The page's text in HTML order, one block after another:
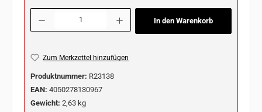
Produkt Anzahl: Gib den gewünschten Wert ein oder benutze die Schaltflächen
In den Warenkorb
Zum Merkzettel hinzufügen
Produktnummer: R23138
EAN: 4050278130967
Gewicht: 2,63 kg